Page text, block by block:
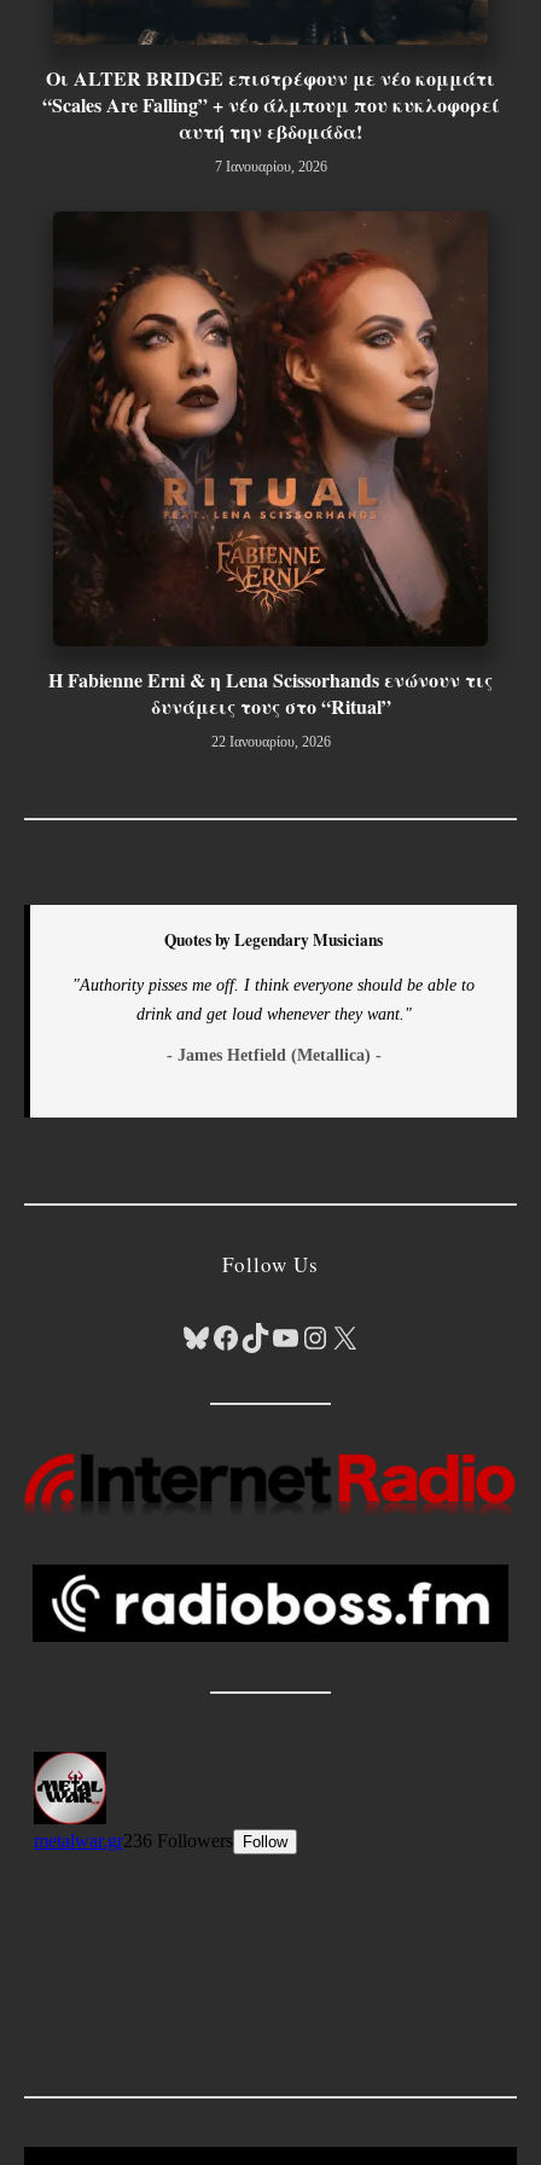
Οι ALTER BRIDGE επιστρέφουν με νέο κομμάτι
“Scales Are Falling” + νέο άλμπουμ που κυκλοφορεί
αυτή την εβδομάδα!
7 Ιανουαρίου, 2026
Η Fabienne Erni & η Lena Scissorhands ενώνουν τις
δυνάμεις τους στο “Ritual”
22 Ιανουαρίου, 2026
Quotes by Legendary Musicians
"Authority pisses me off. I think everyone should be able to
drink and get loud whenever they want."
- James Hetfield (Metallica) -
Follow Us